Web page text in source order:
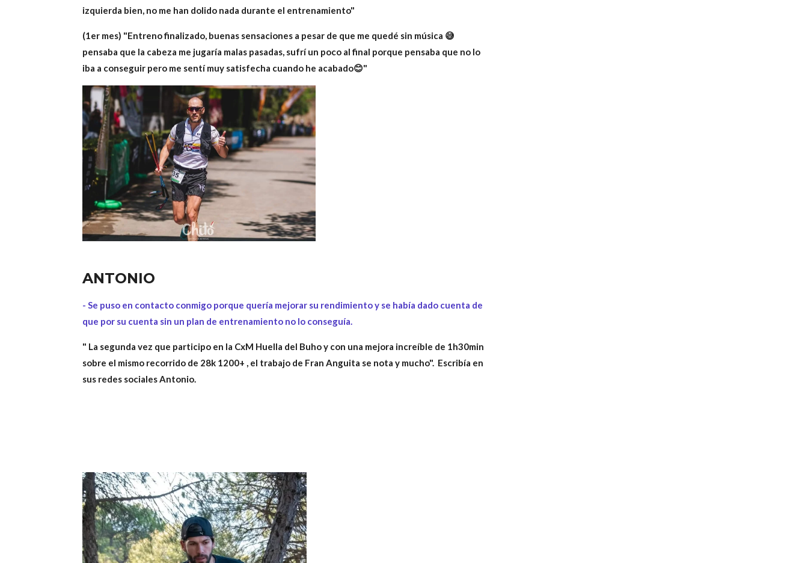
izquierda bien, no me han dolido nada durante el entrenamiento"
(1er mes) "Entreno finalizado, buenas sensaciones a pesar de que me quedé sin música 😅
pensaba que la cabeza me jugaría malas pasadas, sufrí un poco al final porque pensaba que no lo
iba a conseguir pero me sentí muy satisfecha cuando he acabado😊"
ANTONIO
- Se puso en contacto conmigo porque quería mejorar su rendimiento y se había dado cuenta de
que por su cuenta sin un plan de entrenamiento no lo conseguía.
" La segunda vez que participo en la CxM Huella del Buho y con una mejora increíble de 1h30min
sobre el mismo recorrido de 28k 1200+ , el trabajo de Fran Anguita se nota y mucho". Escribía en
sus redes sociales Antonio.